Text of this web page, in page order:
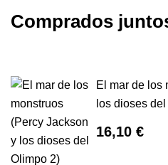
Comprados
El mar de los
los dioses
16,10 €